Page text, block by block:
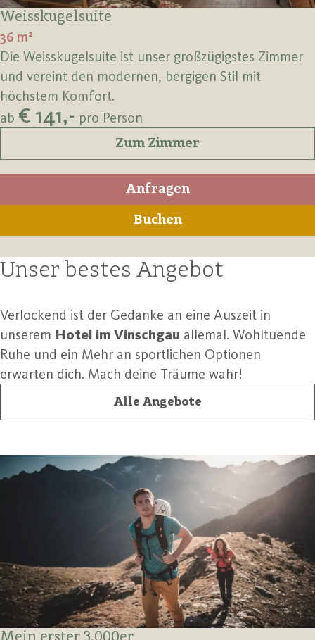
Weisskugelsuite
36 m²
Die Weisskugelsuite ist unser großzügigstes Zimmer
und vereint den modernen, bergigen Stil mit
höchstem Komfort.
ab € 141,- pro Person
Zum Zimmer
Anfragen
Buchen
Unser bestes Angebot
Verlockend ist der Gedanke an eine Auszeit in
unserem Hotel im Vinschgau allemal. Wohltuende
Ruhe und ein Mehr an sportlichen Optionen
erwarten dich. Mach deine Träume wahr!
Alle Angebote